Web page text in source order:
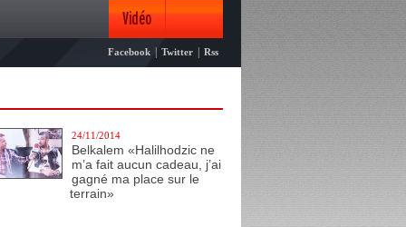
Vidéo
Photo
Facebook Twitter Rss
24/11/2014
Belkalem «Halilhodzic ne
m’a fait aucun cadeau, j’ai
gagné ma place sur le
terrain»